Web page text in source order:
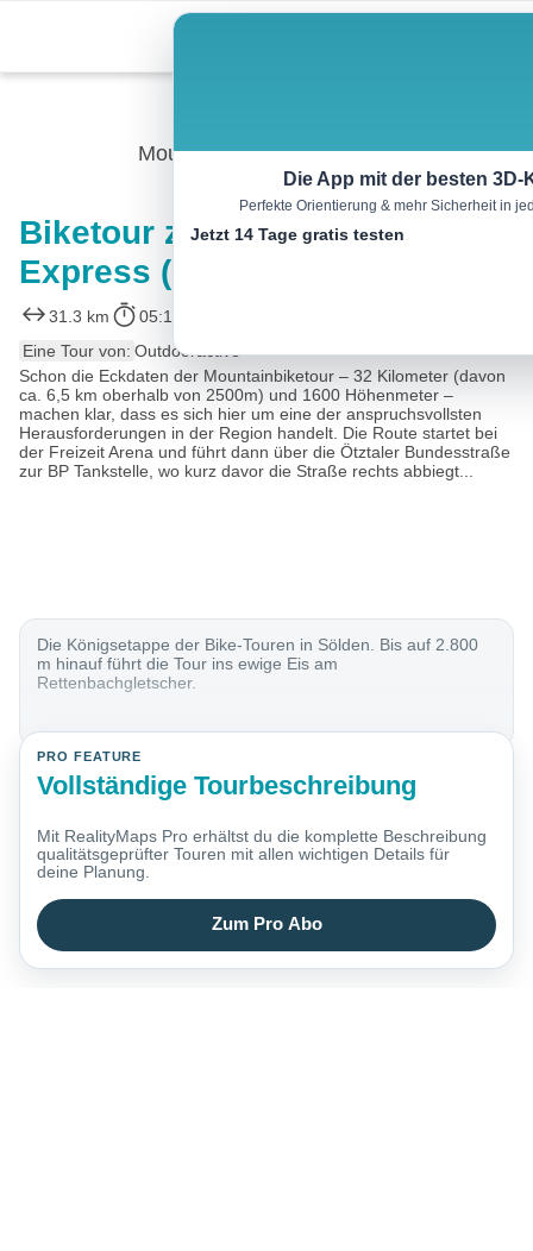
content
Mountainbike
Biketour zum Gletscher
Express (648)
31.3 km 05:10 h
Eine Tour von: Outdooractive
Schon die Eckdaten der Mountainbiketour – 32 Kilometer (davon
ca. 6,5 km oberhalb von 2500m) und 1600 Höhenmeter –
machen klar, dass es sich hier um eine der anspruchsvollsten
Herausforderungen in der Region handelt. Die Route startet bei
der Freizeit Arena und führt dann über die Ötztaler Bundesstraße
zur BP Tankstelle, wo kurz davor die Straße rechts abbiegt...
Die Königsetappe der Bike-Touren in Sölden. Bis auf 2.800
m hinauf führt die Tour ins ewige Eis am
Rettenbachgletscher.
PRO FEATURE
Vollständige Tourbeschreibung
Mit RealityMaps Pro erhältst du die komplette Beschreibung
qualitätsgeprüfter Touren mit allen wichtigen Details für
deine Planung.
Zum Pro Abo
Die App mit der besten 3D-
Perfekte Orientierung & mehr Sicherheit in
Jetzt 14 Tage gratis testen